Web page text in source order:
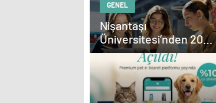
GENEL
Nişantaşı
Üniversitesi’nden 2026
YKS Adaylarına Çifte
Güvence: Sabit Ücret
ve Kesintisiz Burs